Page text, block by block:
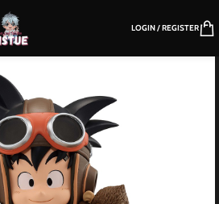
LOGIN / REGISTER